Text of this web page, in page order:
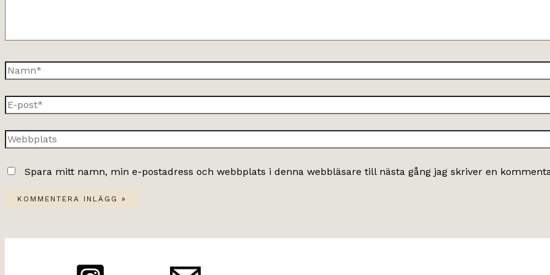
Namn*
E-
post*
Webbplats
Spara mitt namn, min e-postadress och webbplats i denna webbläsare till nästa gång jag skriver en